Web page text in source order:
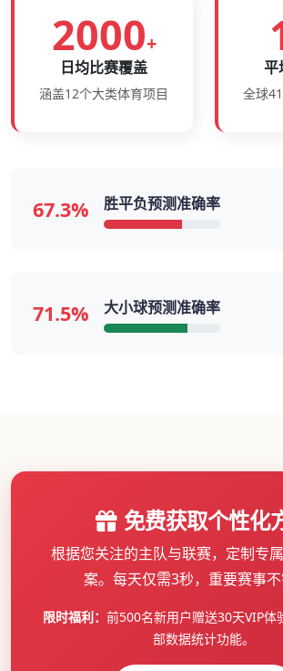
2000+
日均比赛覆盖
涵盖12个大类体育项目
平
全球
67.3% 胜平负预测准确率
71.5% 大小球预测准确率
免费获取个性化
根据您关注的主队与联赛，定制专
案。每天仅需3秒，重要赛事不
限时福利： 前500名新用户赠送30天VIP体
部数据统计功能。